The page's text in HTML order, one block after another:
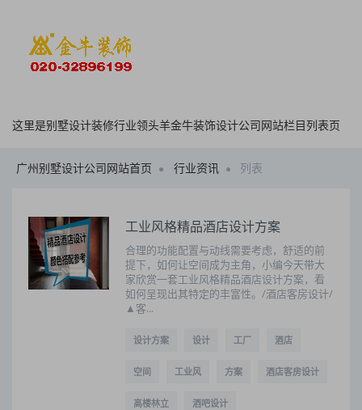
这里是别墅设计装修行业领头羊金牛装饰设计公司网站栏目列表页
广州别墅设计公司网站首页 行业资讯 列表
工业风格精品酒店设计方案
合理的功能配置与动线需要考虑，舒适的前
提下，如何让空间成为主角，小编今天带大
家欣赏一套工业风格精品酒店设计方案，看
如何呈现出其特定的丰富性。/酒店客房设计/
▲客...
设计方案 设计 工厂 酒店
空间 工业风 方案 酒店客房设计
高楼林立 酒吧设计